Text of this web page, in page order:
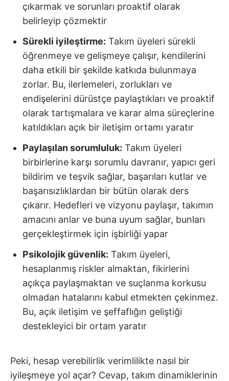
çıkarmak ve sorunları proaktif olarak
belirleyip çözmektir
Sürekli iyileştirme: Takım üyeleri sürekli
öğrenmeye ve gelişmeye çalışır, kendilerini
daha etkili bir şekilde katkıda bulunmaya
zorlar. Bu, ilerlemeleri, zorlukları ve
endişelerini dürüstçe paylaştıkları ve proaktif
olarak tartışmalara ve karar alma süreçlerine
katıldıkları açık bir iletişim ortamı yaratır
Paylaşılan sorumluluk: Takım üyeleri
birbirlerine karşı sorumlu davranır, yapıcı geri
bildirim ve teşvik sağlar, başarıları kutlar ve
başarısızlıklardan bir bütün olarak ders
çıkarır. Hedefleri ve vizyonu paylaşır, takımın
amacını anlar ve buna uyum sağlar, bunları
gerçekleştirmek için işbirliği yapar
Psikolojik güvenlik: Takım üyeleri,
hesaplanmış riskler almaktan, fikirlerini
açıkça paylaşmaktan ve suçlanma korkusu
olmadan hatalarını kabul etmekten çekinmez.
Bu, açık iletişim ve şeffaflığın geliştiği
destekleyici bir ortam yaratır
Peki, hesap verebilirlik verimlilikte nasıl bir
iyileşmeye yol açar? Cevap, takım dinamiklerinin